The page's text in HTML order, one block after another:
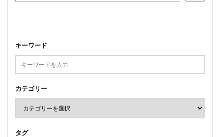
キーワード
カテゴリー
タグ